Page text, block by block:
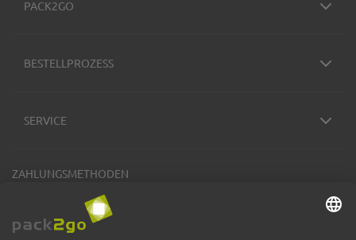
PACK2GO
BESTELLPROZESS
SERVICE
ZAHLUNGSMETHODEN